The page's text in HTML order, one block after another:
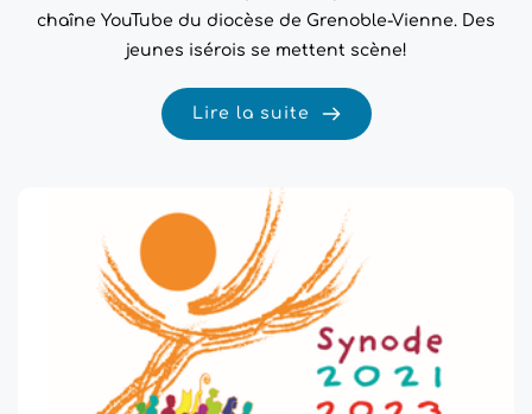
chaîne YouTube du diocèse de Grenoble-Vienne. Des
jeunes isérois se mettent scène!
Lire la suite